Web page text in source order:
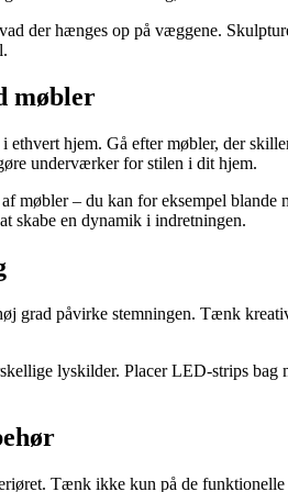
der hænges op på væggene.
møbler
ethvert hjem. Gå efter møbler, der
underværker for stilen i dit hjem.
møbler – du kan for eksempel
skabe en dynamik i indretningen.
grad påvirke stemningen. Tænk
lyskilder. Placer LED-strips
Tænk ikke kun på de